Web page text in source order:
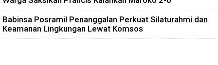
Babinsa Posramil Penanggalan Perkuat Silaturahmi dan
Keamanan Lingkungan Lewat Komsos